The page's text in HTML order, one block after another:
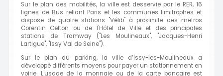
Sur le plan des mobilités, la ville est desservie par le RER, 16
lignes de Bus reliant Paris et les communes limitrophes et
dispose de quatre stations "Vélib" à proximité des métros
Corentin Celton ou de l'Hôtel de Ville et des principales
stations de Tramway ("Les Moulineaux", "Jacques-Henri
Lartigue", "Issy Val de Seine").
Sur le plan du parking, la ville d’Issy-les-Moulineaux a
développé différents moyens pour payer un stationnement en
voirie. L'usage de la monnaie ou de la carte bancaire est